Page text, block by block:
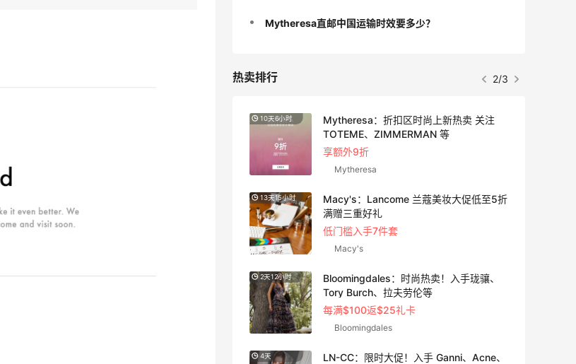
Mytheresa直邮中国运输时效要多少？
热卖排行 2/3
健身补剂、护肤洗护等
无门槛7.5折
Macy's：美妆精选10日闪促 低至5折+免
10天6小时
Mytheresa：折扣区时尚上新热卖 关注
TOTEME、ZIMMERMAN 等
享额外9折
Mytheresa
13天15小时
Macy's：Lancome 兰蔻美妆大促低至5折
满赠三重好礼
低门槛入手7件套
Macy's
2天12小时
Bloomingdales：时尚热卖！入手珑骧、
Tory Burch、拉夫劳伦等
每满$100返$25礼卡
Bloomingdales
4天
LN-CC：限时大促！入手 Ganni、Acne、